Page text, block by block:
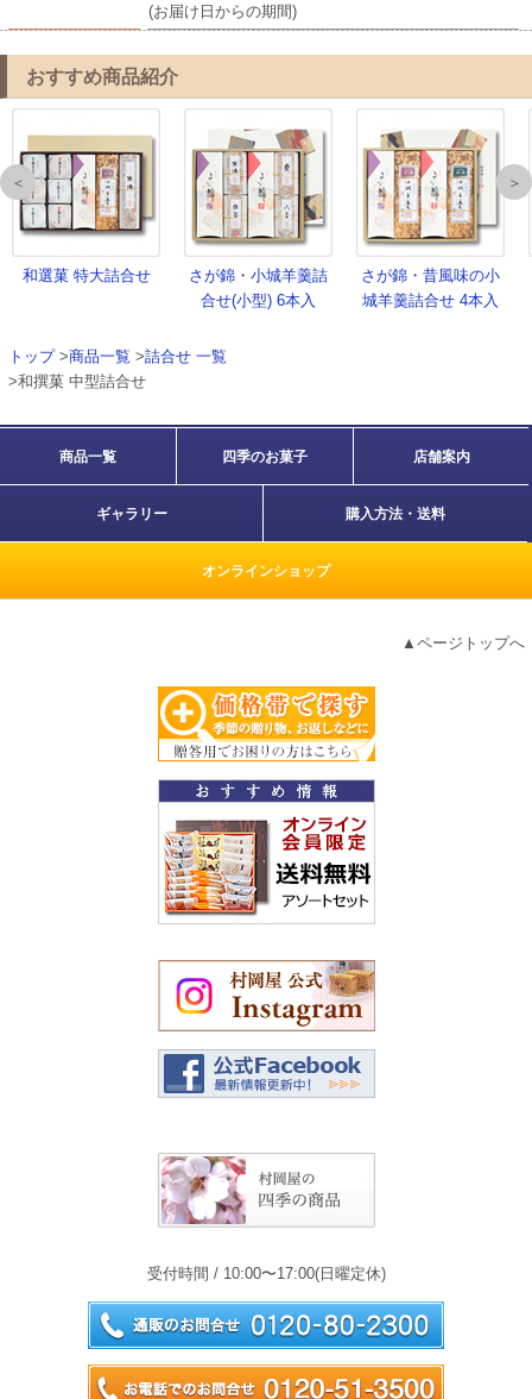
(お届け日からの期間)
おすすめ商品紹介
和選菓 特大詰合せ
さが錦・小城羊羹詰
合せ(小型) 6本入
さが錦・昔風味の小
城羊羹詰合せ 4本入
＜ ＞
トップ>商品一覧 >詰合せ 一覧
>和撰菓 中型詰合せ
商品一覧 四季のお菓子 店舗案内
ギャラリー 購入方法・送料
オンラインショップ
▲ページトップへ
受付時間 / 10:00〜17:00(日曜定休)